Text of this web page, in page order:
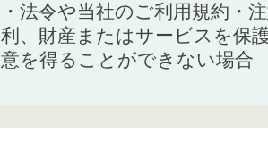
・法令や当社のご利用規約・
利、財産またはサービスを保
意を得ることができない場合